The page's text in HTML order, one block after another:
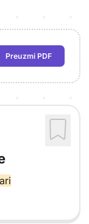
Preuzmi PDF
(potrebna prijava)